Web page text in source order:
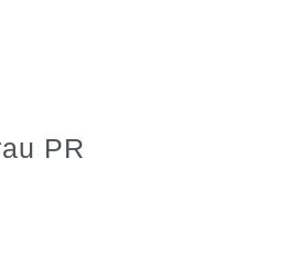
PR